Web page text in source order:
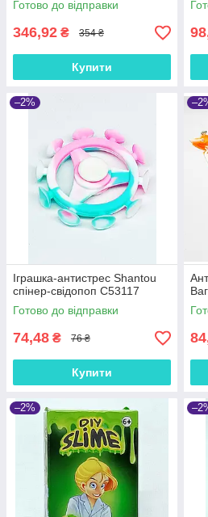
Готово до відправки
346,92 ₴ 354 ₴
Купити
–2%
Іграшка-антистрес Shantou
спінер-свідопоп C53117
Готово до відправки
74,48 ₴ 76 ₴
Купити
–2%